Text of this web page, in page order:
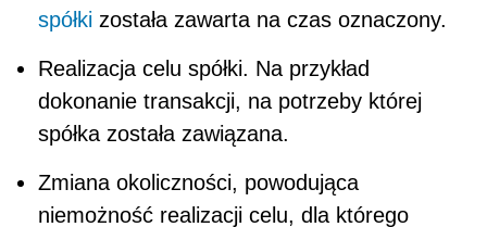
spółki została zawarta na czas oznaczony.
Realizacja celu spółki. Na przykład
dokonanie transakcji, na potrzeby której
spółka została zawiązana.
Zmiana okoliczności, powodująca
niemożność realizacji celu, dla którego